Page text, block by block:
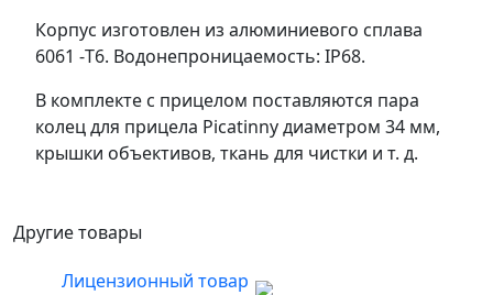
Корпус изготовлен из алюминиевого сплава
6061 -T6. Водонепроницаемость: IP68.
В комплекте с прицелом поставляются пара
колец для прицела Picatinny диаметром 34 мм,
крышки объективов, ткань для чистки и т. д.
Другие товары
Лицензионный товар